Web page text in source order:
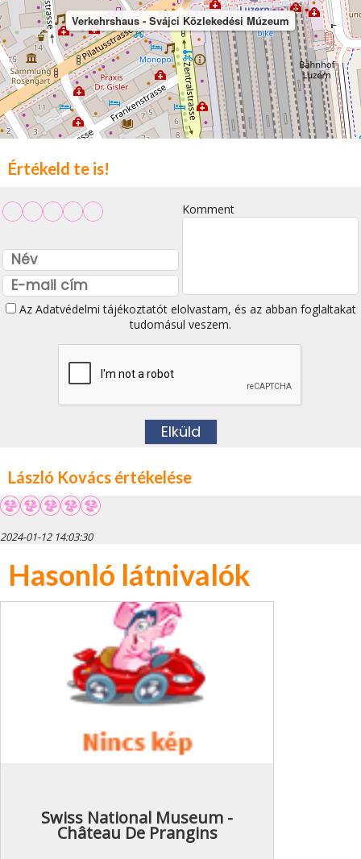
Verkehrshaus - Svájci Közlekedési Múzeum
Értékeld te is!
Komment
Az Adatvédelmi tájékoztatótelolvastam, és az abban foglaltakat
tudomásul veszem.
László Kovács értékelése
2024-01-12 14:03:30
Hasonló látnivalók
Swiss National Museum -
Château De Prangins